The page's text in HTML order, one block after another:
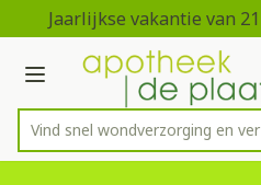
Ga naar de inhoud
1 van 2
Jaarlijkse vakantie van
Menu
Product, merk, categorie...
Vind snel wondverzorging